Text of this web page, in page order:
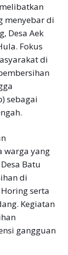
menyebar di
Desa Aek
Fokus
di
sebagai
warga yang
Batu
di
serta
Kegiatan
gangguan